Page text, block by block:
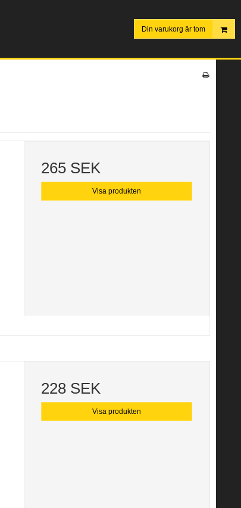
Din varukorg är tom
265 SEK
Visa produkten
228 SEK
Visa produkten